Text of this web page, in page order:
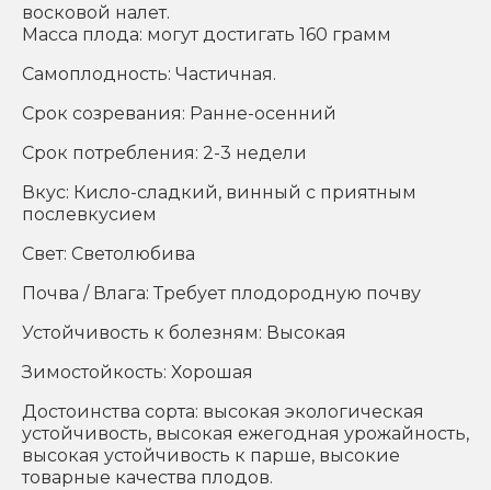
восковой налет.
Масса плода: могут достигать 160 грамм
Самоплодность: Частичная.
Срок созревания: Ранне-осенний
Срок потребления: 2-3 недели
Вкус: Кисло-сладкий, винный с приятным
послевкусием
Свет: Светолюбива
Почва / Влага: Требует плодородную почву
Устойчивость к болезням: Высокая
Зимостойкость: Хорошая
Достоинства сорта: высокая экологическая
устойчивость, высокая ежегодная урожайность,
высокая устойчивость к парше, высокие
товарные качества плодов.